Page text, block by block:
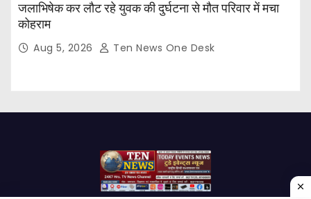
जलाभिषेक कर लौट रहे युवक की दुर्घटना से मौत परिवार में मचा
कोहराम
Aug 5, 2026 Ten News One Desk